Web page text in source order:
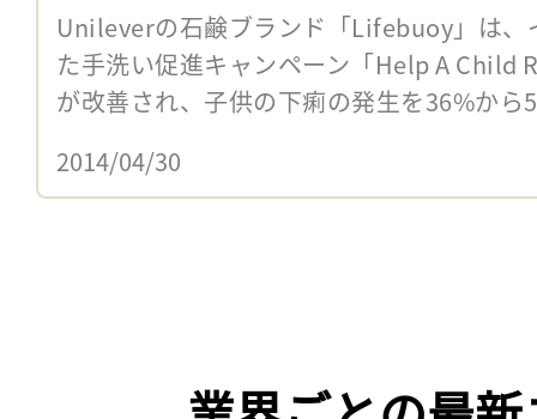
Unileverの石鹸ブランド「Lifebuoy」は、
た手洗い促進キャンペーン「Help A Child
が改善され、子供の下痢の発生を36%か
2014/04/30